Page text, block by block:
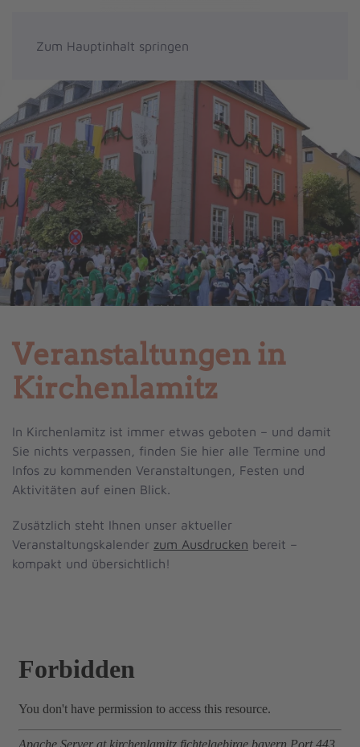
Zum Hauptinhalt springen
Veranstaltungen in
Kirchenlamitz
In Kirchenlamitz ist immer etwas geboten – und damit
Sie nichts verpassen, finden Sie hier alle Termine und
Infos zu kommenden Veranstaltungen, Festen und
Aktivitäten auf einen Blick.
Zusätzlich steht Ihnen unser aktueller
Veranstaltungskalender zum Ausdrucken bereit –
kompakt und übersichtlich!